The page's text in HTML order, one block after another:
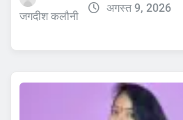
जगदीश कलौनी
अगस्त 9, 2026